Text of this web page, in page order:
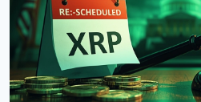
9 серпня 2026 р.4 хв читання